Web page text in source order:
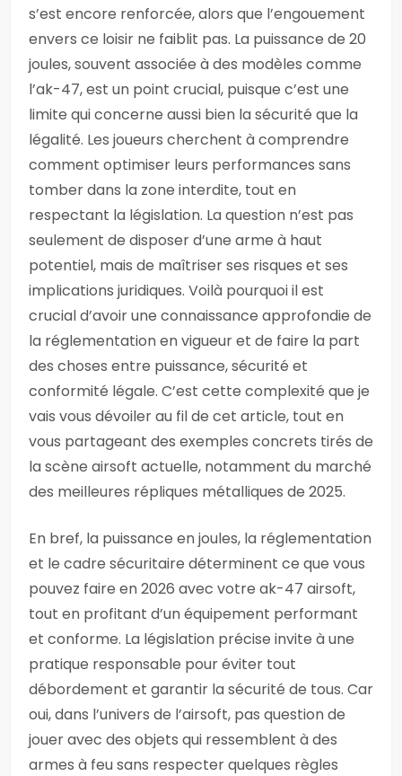
s’est encore renforcée, alors que l’engouement
envers ce loisir ne faiblit pas. La puissance de 20
joules, souvent associée à des modèles comme
l’ak-47, est un point crucial, puisque c’est une
limite qui concerne aussi bien la sécurité que la
légalité. Les joueurs cherchent à comprendre
comment optimiser leurs performances sans
tomber dans la zone interdite, tout en
respectant la législation. La question n’est pas
seulement de disposer d’une arme à haut
potentiel, mais de maîtriser ses risques et ses
implications juridiques. Voilà pourquoi il est
crucial d’avoir une connaissance approfondie de
la réglementation en vigueur et de faire la part
des choses entre puissance, sécurité et
conformité légale. C’est cette complexité que je
vais vous dévoiler au fil de cet article, tout en
vous partageant des exemples concrets tirés de
la scène airsoft actuelle, notamment du marché
des meilleures répliques métalliques de 2025.
En bref, la puissance en joules, la réglementation
et le cadre sécuritaire déterminent ce que vous
pouvez faire en 2026 avec votre ak-47 airsoft,
tout en profitant d’un équipement performant
et conforme. La législation précise invite à une
pratique responsable pour éviter tout
débordement et garantir la sécurité de tous. Car
oui, dans l’univers de l’airsoft, pas question de
jouer avec des objets qui ressemblent à des
armes à feu sans respecter quelques règles